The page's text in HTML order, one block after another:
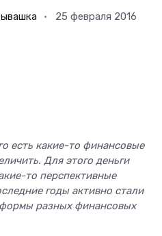
25 февраля 2016
есть какие-то финансовые
Для этого деньги
то перспективные
годы активно стали
разных финансовых